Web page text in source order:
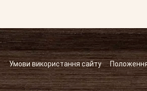
Умови використання сайту